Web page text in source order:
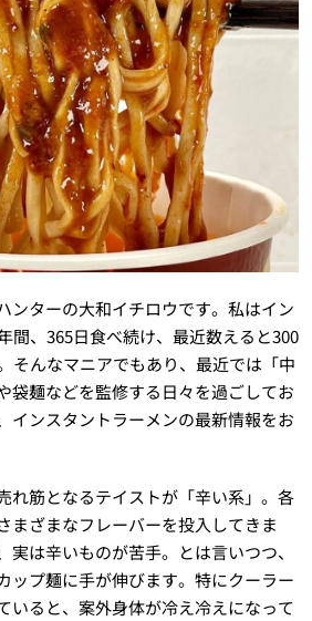
ンターの大和イチロウです。私はイン
間、365日食べ続け、最近数えると300
そんなマニアでもあり、最近では「中
袋麺などを監修する日々を過ごしてお
インスタントラーメンの最新情報をお
れ筋となるテイストが「辛い系」。各
まざまなフレーバーを投入してきま
実は辛いものが苦手。とは言いつつ、
ップ麺に手が伸びます。特にクーラー
いると、案外身体が冷え冷えになって